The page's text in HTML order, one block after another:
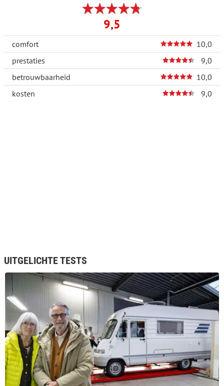
9,5
comfort
10,0
prestaties
9,0
betrouwbaarheid
10,0
kosten
9,0
UITGELICHTE TESTS